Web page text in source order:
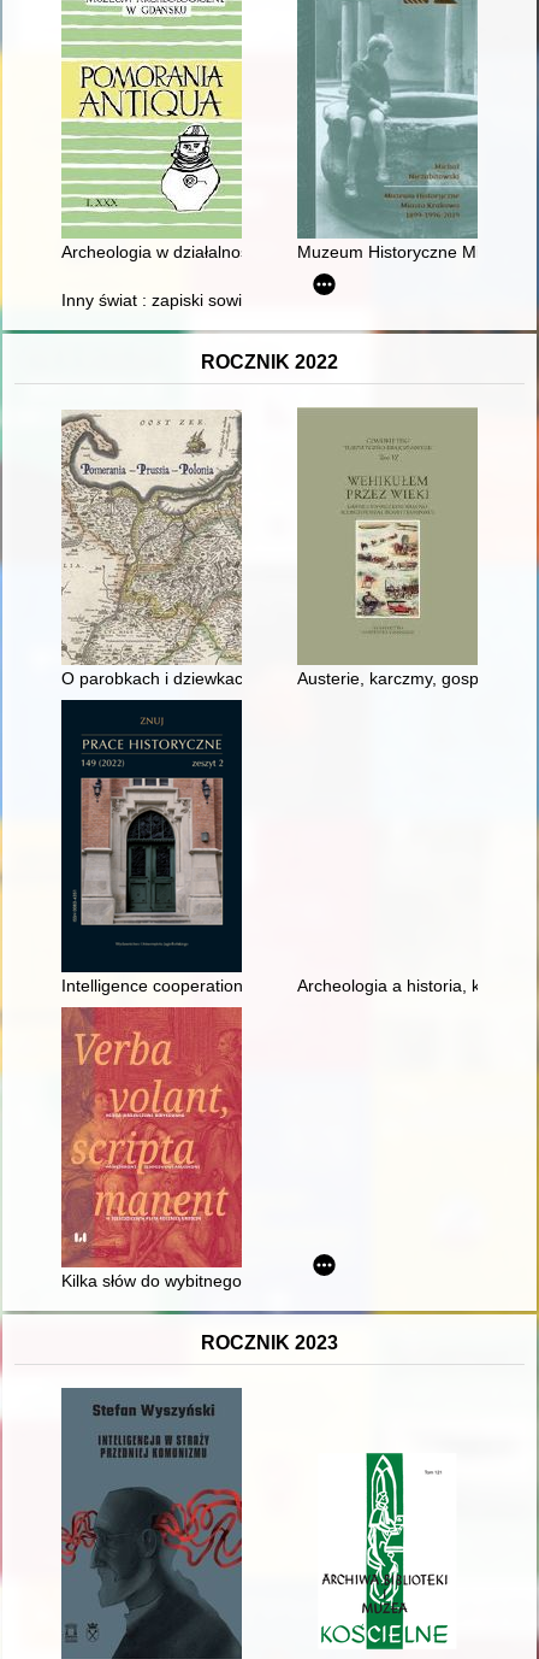
Archeologia w działalności Towarzystwa Przyrodniczego w
Muzeum Historyczne Miasta
Inny świat : zapiski sowieckie
ROCZNIK 2022
O parobkach i dziewkach czeladnych w gospodarstwie
Austerie, karczmy, gospody :
Intelligence cooperation between Poland and Japan during
Archeologia a historia, kilka
Kilka słów do wybitnego Kolegi i Przyjaciela
ROCZNIK 2023